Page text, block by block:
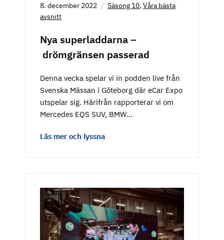
8. december 2022 Säsong 10, Våra bästa
avsnitt
Nya superladdarna –
drömgränsen passerad
Denna vecka spelar vi in podden live från
Svenska Mässan i Göteborg där eCar Expo
utspelar sig. Härifrån rapporterar vi om
Mercedes EQS SUV, BMW…
Läs mer och lyssna